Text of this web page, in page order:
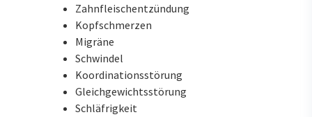
Zahnfleischentzündung
Kopfschmerzen
Migräne
Schwindel
Koordinationsstörung
Gleichgewichtsstörung
Schläfrigkeit